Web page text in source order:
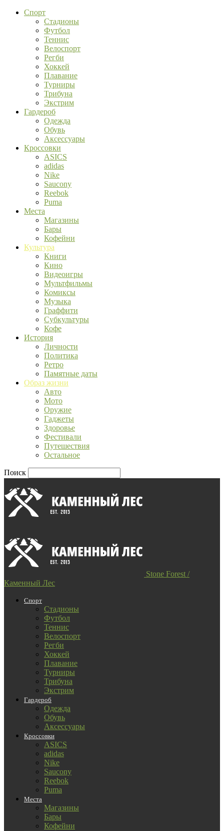
Спорт
Стадионы
Футбол
Теннис
Велоспорт
Регби
Хоккей
Плавание
Турниры
Трибуна
Экстрим
Гардероб
Одежда
Обувь
Аксессуары
Кроссовки
ASICS
adidas
Nike
Saucony
Reebok
Puma
Места
Магазины
Бары
Кофейни
Культура
Книги
Кино
Видеоигры
Мультфильмы
Комиксы
Музыка
Граффити
Субкультуры
Кофе
История
Личности
Политика
Ретро
Памятные даты
Образ жизни
Авто
Мото
Оружие
Гаджеты
Здоровье
Фестивали
Путешествия
Остальное
Поиск
Stone Forest /
Каменный Лес
Спорт
Стадионы
Футбол
Теннис
Велоспорт
Регби
Хоккей
Плавание
Турниры
Трибуна
Экстрим
Гардероб
Одежда
Обувь
Аксессуары
Кроссовки
ASICS
adidas
Nike
Saucony
Reebok
Puma
Места
Магазины
Бары
Кофейни